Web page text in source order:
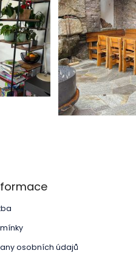
osobních údajů